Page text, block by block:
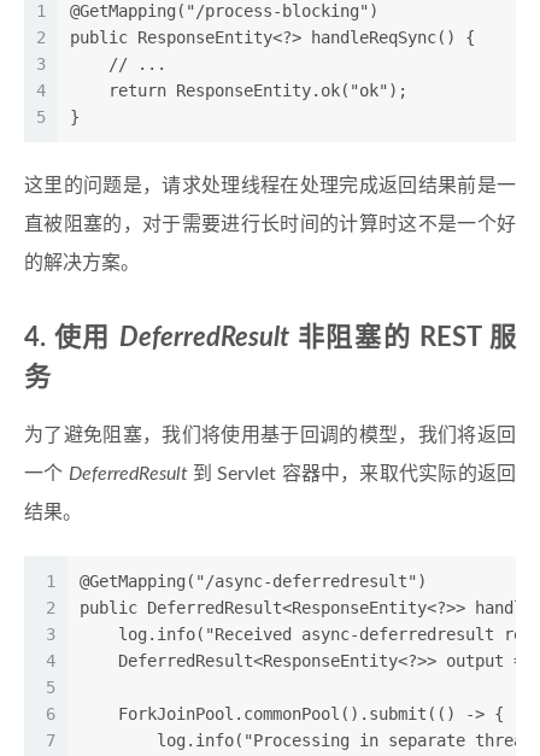
1
2
3
4
5
@GetMapping("/process-blocking")
public ResponseEntity<?> handleReqSync() {
    // ...
    return ResponseEntity.ok("ok");
}
这里的问题是，请求处理线程在处理完成返回结果前是一
直被阻塞的，对于需要进行长时间的计算时这不是一个好
的解决方案。
4. 使用 DeferredResult非阻塞的 REST 服
务
为了避免阻塞，我们将使用基于回调的模型，我们将返回
一个 DeferredResult到 Servlet 容器中，来取代实际的返回
结果。
1
2
3
4
5
6
7
@GetMapping("/async-deferredresult")
public DeferredResult<ResponseEntity<?>>
log.info("Received async-deferredresult
DeferredResult<ResponseEntity<?>> output =
    ForkJoinPool.commonPool().submit(() -> {
log.info("Processing in separate